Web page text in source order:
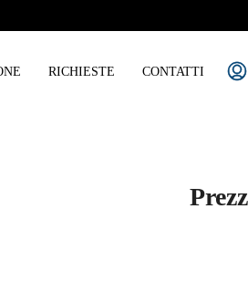
RICHIESTE CONTATTI